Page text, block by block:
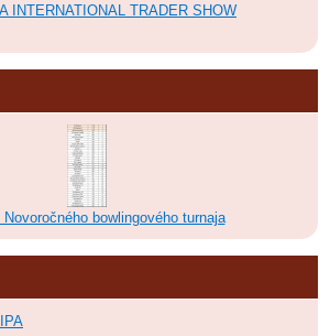
INTERNATIONAL TRADER SHOW
bowlingového turnaja